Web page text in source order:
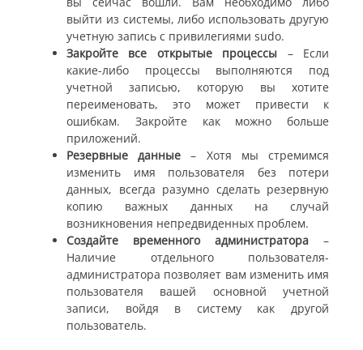
выйти из системы, либо использовать другую
учетную запись с привилегиями sudo.
Закройте все открытые процессы – Если
какие-либо процессы выполняются под
учетной записью, которую вы хотите
переименовать, это может привести к
ошибкам. Закройте как можно больше
приложений.
Резервные данные – Хотя мы стремимся
изменить имя пользователя без потери
данных, всегда разумно сделать резервную
копию важных данных на случай
возникновения непредвиденных проблем.
Создайте временного администратора –
Наличие отдельного пользователя-
администратора позволяет вам изменить имя
пользователя вашей основной учетной
записи, войдя в систему как другой
пользователь.